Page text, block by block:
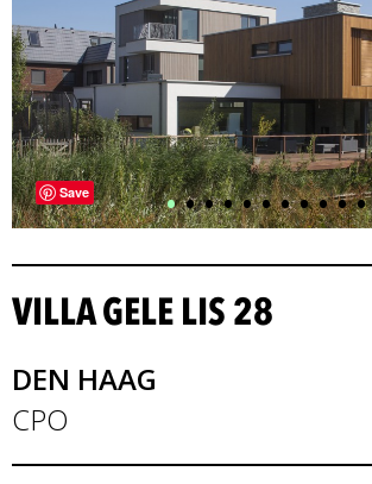
•••••••••••
Save
VILLA GELE LIS 28
DEN HAAG
CPO